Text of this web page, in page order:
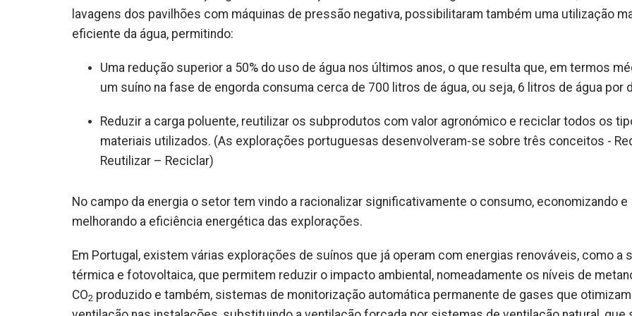
lavagens dos pavilhões com máquinas de pressão negativa, possibilitaram também uma utilização
eficiente da água, permitindo:
Uma redução superior a 50% do uso de água nos últimos anos, o que resulta que, em termos
um suíno na fase de engorda consuma cerca de 700 litros de água, ou seja, 6 litros de água por
Reduzir a carga poluente, reutilizar os subprodutos com valor agronómico e reciclar todos os
materiais utilizados. (As explorações portuguesas desenvolveram-se sobre três conceitos -
Reutilizar – Reciclar)
No campo da energia o setor tem vindo a racionalizar significativamente o consumo, economizando e
melhorando a eficiência energética das explorações.
Em Portugal, existem várias explorações de suínos que já operam com energias renováveis, como a
térmica e fotovoltaica, que permitem reduzir o impacto ambiental, nomeadamente os níveis de
CO2 produzido e também, sistemas de monitorização automática permanente de gases que